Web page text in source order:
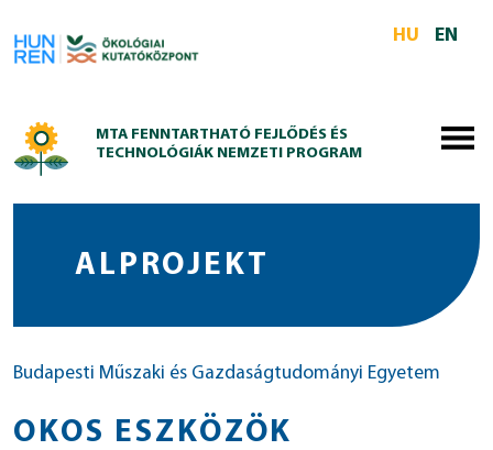
HU
EN
MTA FENNTARTHATÓ FEJLŐDÉS ÉS
TECHNOLÓGIÁK NEMZETI PROGRAM
ALPROJEKT
Budapesti Műszaki és Gazdaságtudományi Egyetem
OKOS ESZKÖZÖK